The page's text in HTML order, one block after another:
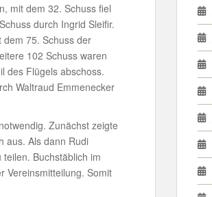
mit dem 32. Schuss fiel
durch Ingrid Sleifir.
75. Schuss der
102 Schuss waren
des Flügels abschoss.
Waltraud Emmenecker
Zunächst zeigte
aus. Als dann Rudi
Buchstäblich im
Vereinsmitteilung. Somit